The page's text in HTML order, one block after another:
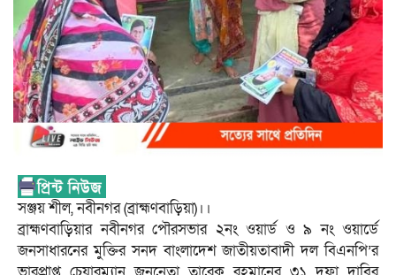
সঞ্জয় শীল, নবীনগর (ব্রাহ্মণবাড়িয়া)।।
ব্রাহ্মণবাড়িয়ার নবীনগর পৌরসভার ২নং ওয়ার্ড ও ৯ নং ওয়ার্ডে
জনসাধারনের মুক্তির সনদ বাংলাদেশ জাতীয়তাবাদী দল বিএনপি’র